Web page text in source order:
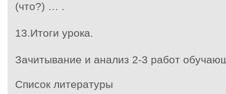
(что?) … .
13.Итоги урока.
Зачитывание и анализ 2-3 работ
Список литературы